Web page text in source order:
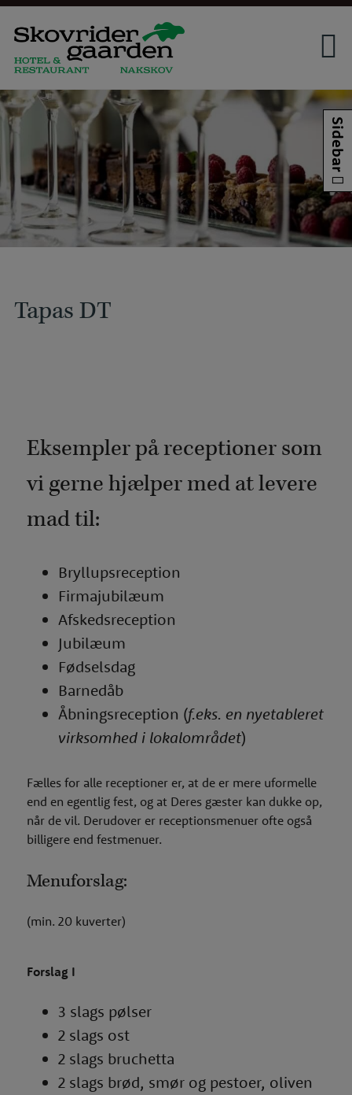
Hop
indholdet
Tapas DT
Eksempler på receptioner som
vi gerne hjælper med at levere
mad til:
Bryllupsreception
Firmajubilæum
Afskedsreception
Jubilæum
Fødselsdag
Barnedåb
Åbningsreception (f.eks. en nyetableret
virksomhed i lokalområdet)
Fælles for alle receptioner er, at de er mere uformelle
end en egentlig fest, og at Deres gæster kan dukke op,
når de vil. Derudover er receptionsmenuer ofte også
billigere end festmenuer.
Menuforslag:
(min. 20 kuverter)
Forslag I
3 slags pølser
2 slags ost
2 slags bruchetta
2 slags brød, smør og pestoer, oliven
Sidebar